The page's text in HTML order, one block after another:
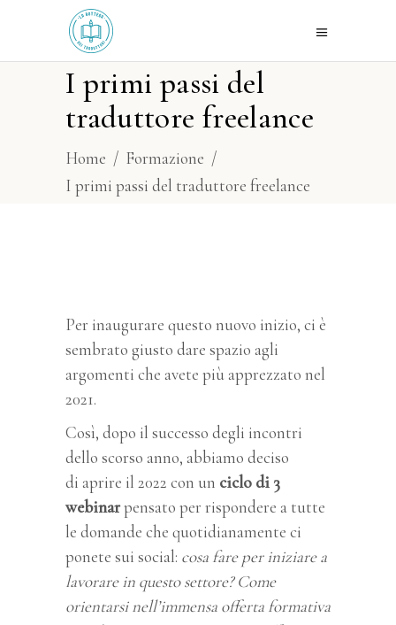
I primi passi del
traduttore freelance
Home / Formazione /
I primi passi del traduttore freelance
Per inaugurare questo nuovo inizio, ci è
sembrato giusto dare spazio agli
argomenti che avete più apprezzato nel
2021.
Così, dopo il successo degli incontri
dello scorso anno, abbiamo deciso
di aprire il 2022 con un ciclo di 3
webinarpensato per rispondere a tutte
le domande che quotidianamente ci
ponete sui social: cosa fare per iniziare a
lavorare in questo settore? Come
orientarsi nell’immensa offerta formativa